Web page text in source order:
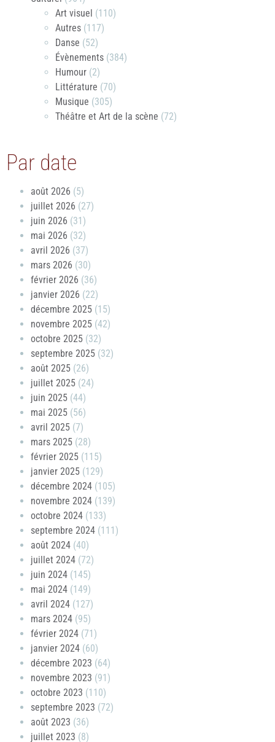
Art visuel (110)
Autres (117)
Danse (52)
Évènements (384)
Humour (2)
Littérature (70)
Musique (305)
Théâtre et Art de la scène (72)
Par date
août 2026 (5)
juillet 2026 (27)
juin 2026 (31)
mai 2026 (32)
avril 2026 (37)
mars 2026 (30)
février 2026 (36)
janvier 2026 (22)
décembre 2025 (15)
novembre 2025 (42)
octobre 2025 (32)
septembre 2025 (32)
août 2025 (26)
juillet 2025 (24)
juin 2025 (44)
mai 2025 (56)
avril 2025 (7)
mars 2025 (28)
février 2025 (115)
janvier 2025 (129)
décembre 2024 (105)
novembre 2024 (139)
octobre 2024 (133)
septembre 2024 (111)
août 2024 (40)
juillet 2024 (72)
juin 2024 (145)
mai 2024 (149)
avril 2024 (127)
mars 2024 (95)
février 2024 (71)
janvier 2024 (60)
décembre 2023 (64)
novembre 2023 (91)
octobre 2023 (110)
septembre 2023 (72)
août 2023 (36)
juillet 2023 (8)